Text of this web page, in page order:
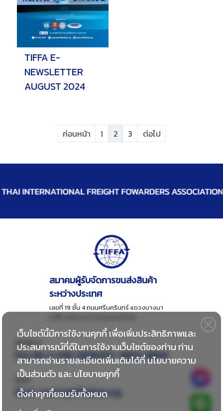
TIFFA E-
NEWSLETTER
AUGUST 2024
ก่อนหน้า 1 2 3 ต่อไป
เว็บไซต์นี้มีการใช้งานคุกกี้ เพื่อเพิ่มประสิทธิภาพและ
ประสบการณ์ที่ดีในการใช้งานเว็บไซต์ของท่าน ท่าน
สามารถอ่านรายละเอียดเพิ่มเติมได้ที่นโยบายความ
เป็นส่วนตัว และนโยบายคุกกี้
ตั้งค่าคุกกี้ยอมรับทั้งหมด
สมาคมผู้รับจัดการขนส่งสินค้า
ระหว่างประเทศ
เลขที่ 19 ชั้น 4 ถนนศรีนครินทร์ แขวงบางนา
ติดต่อเรา
โทร: 66-2-018-2828 EXT. 8802-8806
อีเมล
อีเมล:center@tiffathai.org